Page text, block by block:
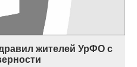
жителей УрФО с